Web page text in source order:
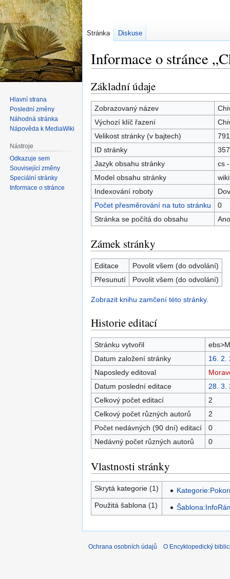
Informace o stránce
Skočit
na
navigaci
Skočit
na
vyhledávání
Základní údaje
Zobrazovaný název
Výchozí klíč řazení
Velikost stránky (v bajtech)
791
ID stránky
357
Jazyk obsahu stránky
cs
Model obsahu stránky
Indexování roboty
Počet přesměrování na tuto stránku
0
Stránka se počítá do obsahu
Ano
Zámek stránky
Editace
Povolit všem (do odvolání)
Přesunutí
Povolit všem (do odvolání)
Zobrazit knihu zamčení této stránky.
Historie editací
Stránku vytvořil
Datum založení stránky
16. 2.
Naposledy editoval
Datum poslední editace
28. 3.
Celkový počet editací
2
Celkový počet různých autorů
2
Počet nedávných (90 dní) editací
0
Nedávný počet různých autorů
0
Vlastnosti stránky
Skrytá kategorie (1)
Použitá šablona (1)
Stránka Diskuse
Hlavní strana
Poslední změny
Náhodná stránka
Nápověda k MediaWiki
Nástroje
Odkazuje sem
Související změny
Speciální stránky
Informace o stránce
Ochrana osobních údajů O Encyklopedický